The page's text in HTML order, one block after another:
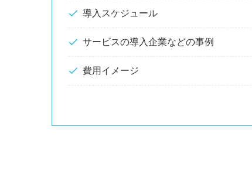
導入スケジュール
サービスの導入企業などの事例
費用イメージ